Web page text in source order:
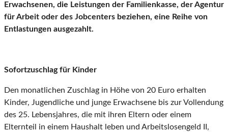
Erwachsenen, die Leistungen der Familienkasse, der Agentur
für Arbeit oder des Jobcenters beziehen, eine Reihe von
Entlastungen ausgezahlt.
Sofortzuschlag für Kinder
Den monatlichen Zuschlag in Höhe von 20 Euro erhalten
Kinder, Jugendliche und junge Erwachsene bis zur Vollendung
des 25. Lebensjahres, die mit ihren Eltern oder einem
Elternteil in einem Haushalt leben und Arbeitslosengeld II,